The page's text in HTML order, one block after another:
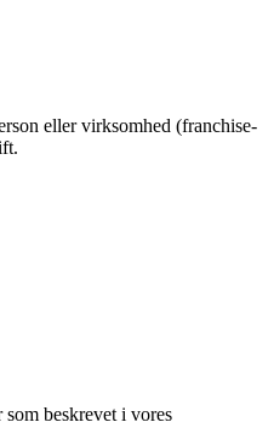
eller virksomhed (franchise-
beskrevet i vores